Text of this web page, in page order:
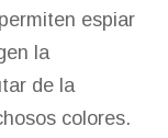
espiar
la
de la
colores.